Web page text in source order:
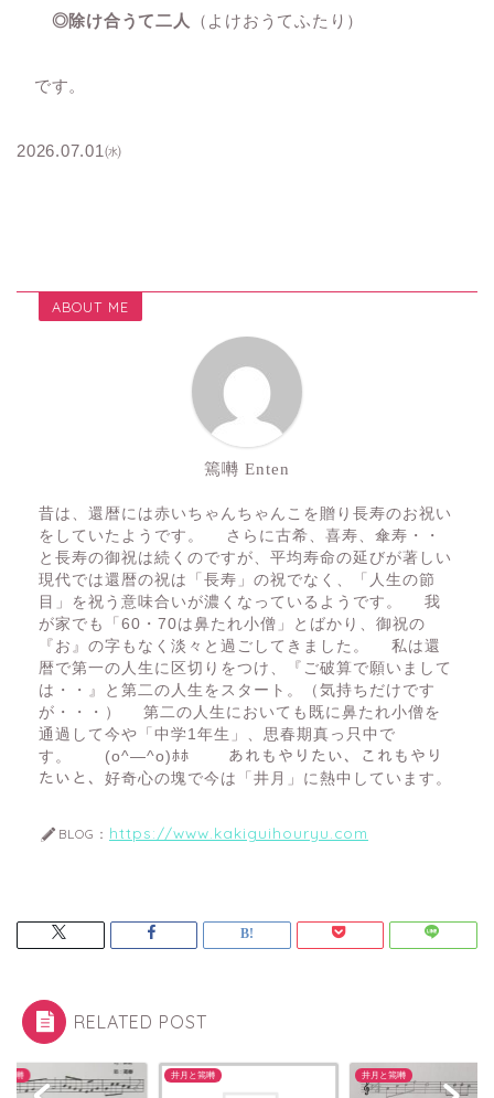
◎除け合うて二人 （よけおうてふたり）
です。
2026.07.01㈬
ABOUT ME
篶囀 Enten
昔は、還暦には赤いちゃんちゃんこを贈り長寿のお祝い
をしていたようです。 さらに古希、喜寿、傘寿・・
と長寿の御祝は続くのですが、平均寿命の延びが著しい
現代では還暦の祝は「長寿」の祝でなく、「人生の節
目」を祝う意味合いが濃くなっているようです。 我
が家でも「60・70は鼻たれ小僧」とばかり、御祝の
『お』の字もなく淡々と過ごしてきました。 私は還
暦で第一の人生に区切りをつけ、『ご破算で願いまして
は・・』と第二の人生をスタート。（気持ちだけです
が・・・） 第二の人生においても既に鼻たれ小僧を
通過して今や「中学1年生」、思春期真っ只中で
す。 (o^―^o)ﾎﾎ あれもやりたい、これもやり
たいと、好奇心の塊で今は「井月」に熱中しています。
BLOG： https://www.kakiguihouryu.com
RELATED POST
篶囀 井月と篶囀 井月と篶囀